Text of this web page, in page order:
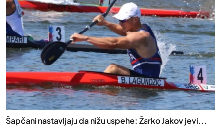
Šapčani nastavljaju da nižu uspehe: Žarko Jakovljevi...